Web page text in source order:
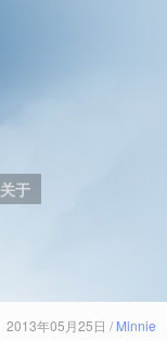
关于
2013年05月25日 / Minnie